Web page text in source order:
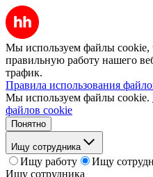
Мы используем файлы cookie,
правильную работу нашего
трафик.
Правила использования
Мы используем файлы cookie.
файлов cookie
Понятно
Ищу сотрудника
Ищу работу
Ищу
Ищу сотрудника